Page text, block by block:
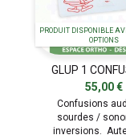
PRODUIT DISPONIBLE
OPTIONS
GLUP 1
AUDITIVES
55,00 €
Confusions
sourdes /
inversions.